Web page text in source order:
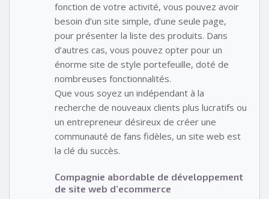
fonction de votre activité, vous pouvez avoir
besoin d’un site simple, d’une seule page,
pour présenter la liste des produits. Dans
d’autres cas, vous pouvez opter pour un
énorme site de style portefeuille, doté de
nombreuses fonctionnalités.
Que vous soyez un indépendant à la
recherche de nouveaux clients plus lucratifs ou
un entrepreneur désireux de créer une
communauté de fans fidèles, un site web est
la clé du succès.
Compagnie abordable de développement
de site web d’ecommerce